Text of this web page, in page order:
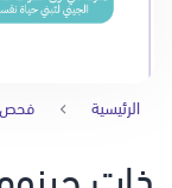
الرئيسية فحص